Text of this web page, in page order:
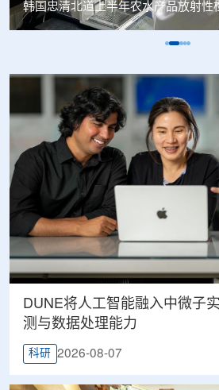
Oklo格罗夫斯同位素试验反应堆实现
DUNE将人工智能融入中微子
测与数据处理能力
科研 2026-08-07